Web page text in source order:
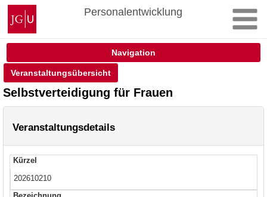
Zum
Inhalt
springen
Johannes
Gutenberg-
Universität
Personalentwicklung
Navigation
Veranstaltungsübersicht
Selbstverteidigung für Frauen
Veranstaltungsdetails
Kürzel
202610210